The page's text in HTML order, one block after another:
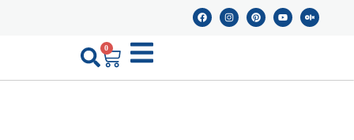
0